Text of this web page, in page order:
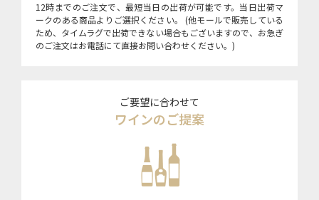
12時までのご注文で、最短当日の出荷が可能です。当日出荷マ
ークのある商品よりご選択ください。 (他モールで販売している
ため、タイムラグで出荷できない場合もございますので、お急ぎ
のご注文はお電話にて直接お問い合わせください。)
ご要望に合わせて
ワインのご提案